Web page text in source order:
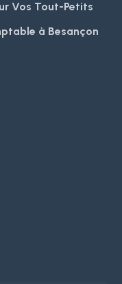
Vos Tout-Petits
à Besançon